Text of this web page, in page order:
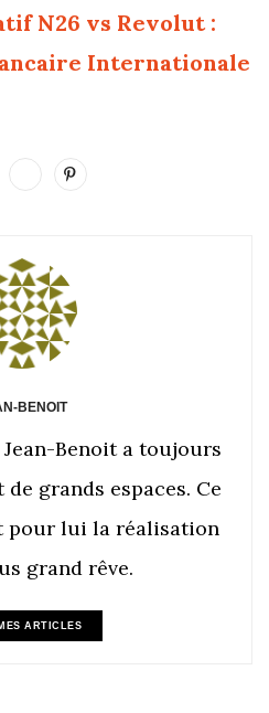
N26 vs Revolut :
Internationale
BENOIT
Jean-Benoit a toujours
grands espaces. Ce
pour lui la réalisation
grand rêve.
ARTICLES